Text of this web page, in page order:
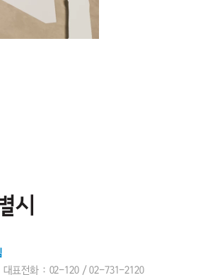
| 대표전화 : 02-120 /02-731-2120